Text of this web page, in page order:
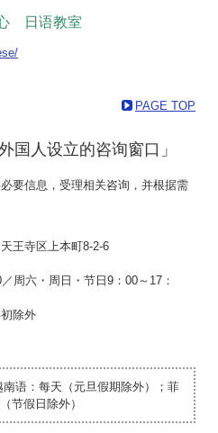
心 日语教室
PAGE TOP
国人设立的咨询窗口」
要信息，受理相关咨询，并根据需
王寺区上本町8-2-6
周六・周日・节日9：00～17：
除外
语：每天（元旦假期除外）；菲
节假日除外）